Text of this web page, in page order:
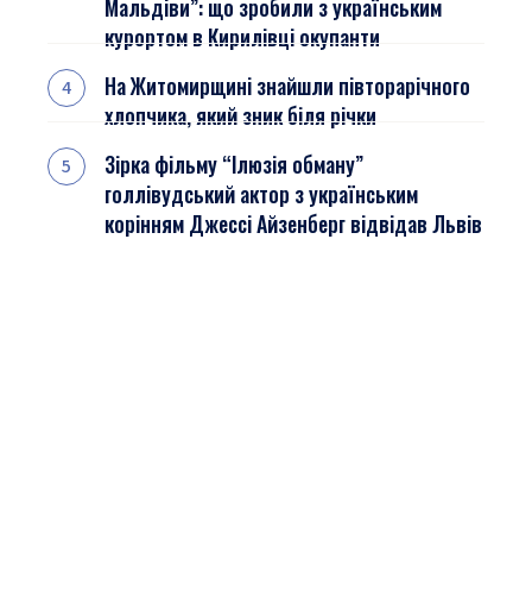
Мальдіви”: що зробили з українським
курортом в Кирилівці окупанти
На Житомирщині знайшли півторарічного
хлопчика, який зник біля річки
Зірка фільму “Ілюзія обману”
голлівудський актор з українським
корінням Джессі Айзенберг відвідав Львів